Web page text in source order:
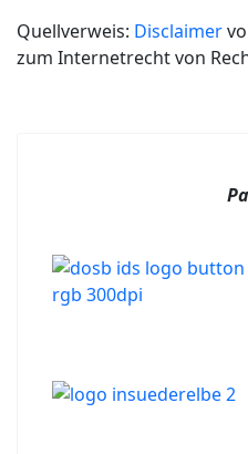
Quellverweis: Disclaimer
zum Internetrecht von